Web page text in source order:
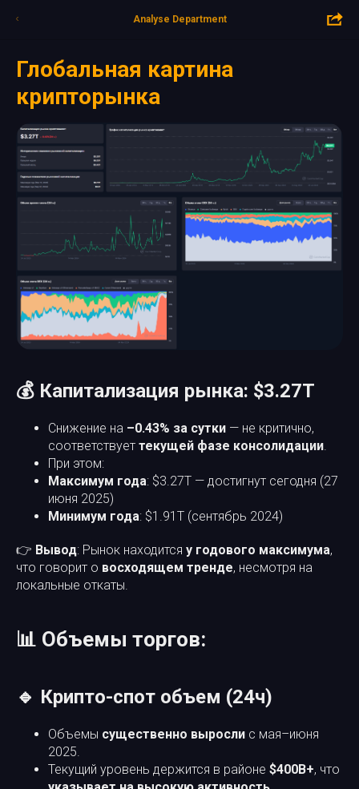
Analyse Department
Глобальная картина
крипторынка
💰 Капитализация рынка: $3.27T
Снижение на –0.43% за сутки — не критично,
соответствует текущей фазе консолидации.
При этом:
Максимум года: $3.27T — достигнут сегодня (27
июня 2025)
Минимум года: $1.91T (сентябрь 2024)
👉 Вывод: Рынок находится у годового максимума,
что говорит о восходящем тренде, несмотря на
локальные откаты.
📊 Объемы торгов:
🔹 Крипто-спот объем (24ч)
Объемы существенно выросли с мая–июня
2025.
Текущий уровень держится в районе $400B+, что